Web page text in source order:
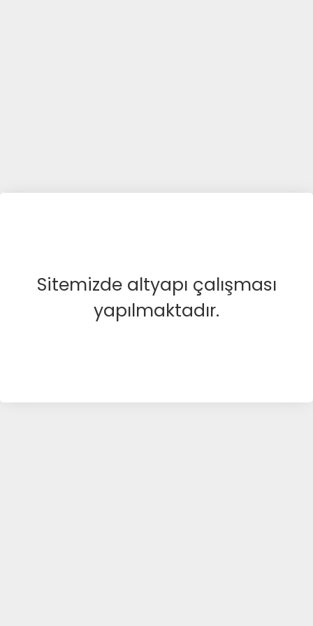
Sitemizde altyapı çalışması
yapılmaktadır.